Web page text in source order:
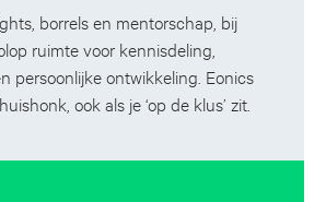
borrels en mentorschap, bij
ruimte voor kennisdeling,
persoonlijke ontwikkeling. Eonics
ook als je ‘op de klus’ zit.